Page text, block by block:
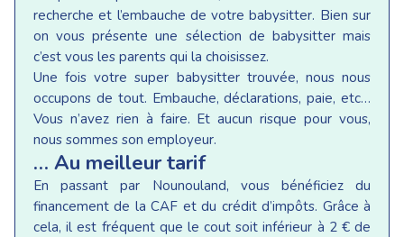
recherche et l’embauche de votre babysitter. Bien sur
on vous présente une sélection de babysitter mais
c’est vous les parents qui la choisissez.
Une fois votre super babysitter trouvée, nous nous
occupons de tout. Embauche, déclarations, paie, etc…
Vous n’avez rien à faire. Et aucun risque pour vous,
nous sommes son employeur.
… Au meilleur tarif
En passant par Nounouland, vous bénéficiez du
financement de la CAF et du crédit d’impôts. Grâce à
cela, il est fréquent que le cout soit inférieur à 2 € de